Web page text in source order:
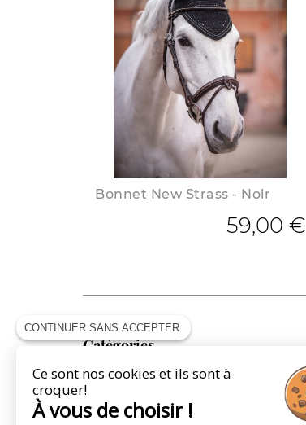
Bonnet New Strass - Noir
59,00 €
Catégories
COLLECTION CAVALIÈRE
COLLECTION CHEVAL
COLLECTION VILLE
CONTINUER SANS ACCEPTER
Ce sont nos cookies et ils sont à
croquer!
À vous de choisir !